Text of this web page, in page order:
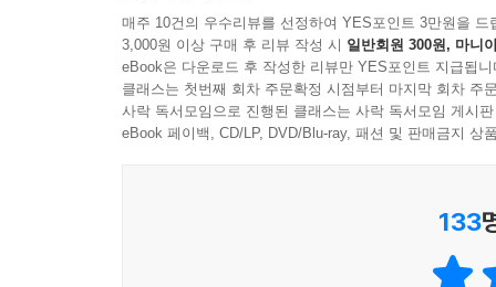
플롯, 세밀한 심리 묘사, 철학적 제언으로 사랑
소설의 묘미는 우리의 자아와 가장 닮은 인물들을
오가며 다각도로 살필 수 있다는 점에서 사랑을
밝히기도 했다. 오랜만에 ‘사랑’이라는 주제로 돌
수 있음을, 유효한 관계를 위해서는 그 관계에
매주 10건의 우수리뷰를 선정하여 YES포인트 3만원을 드
3,000원 이상 구매 후 리뷰 작성 시 일반회원 300원, 마니
eBook은 다운로드 후 작성한 리뷰만 YES포인트 지급됩니
클래스는 첫번째 회차 주문확정 시점부터 마지막 회차 주
사락 독서모임으로 진행된 클래스는 사락 독서모임 게시
eBook 페이백, CD/LP, DVD/Blu-ray, 패션 및 판매금지 상
133